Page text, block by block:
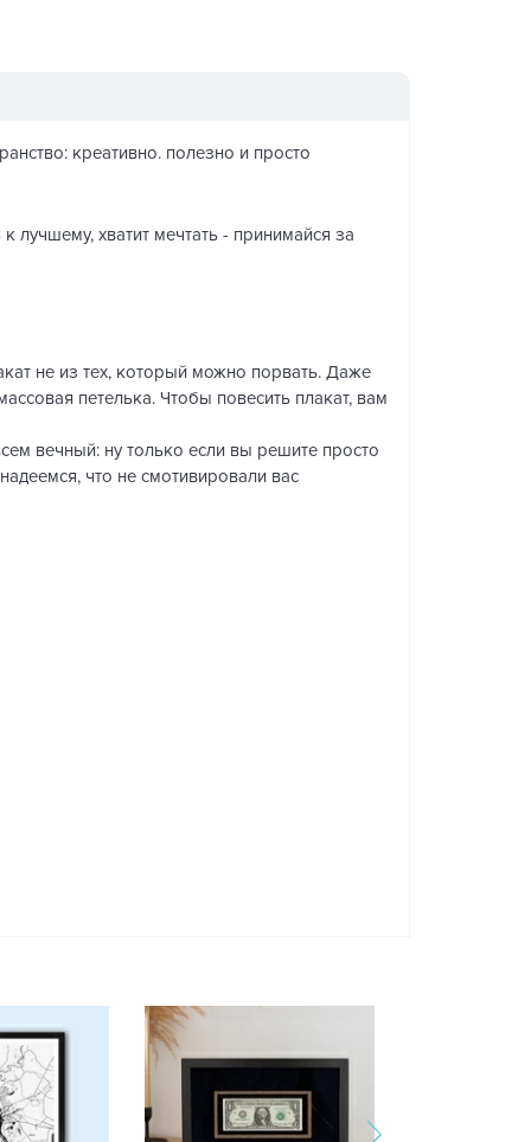
креативно. полезно и просто
лучшему, хватит мечтать - принимайся за
не из тех, который можно порвать. Даже
петелька. Чтобы повесить плакат, вам
вечный: ну только если вы решите просто
что не смотивировали вас